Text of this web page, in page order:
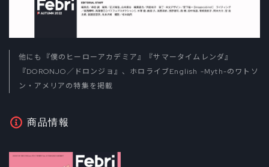
他にも『僕のヒーローアカデミア』『サマータイムレンダ』
『DORONJO／ドロンジョ』、ホロライブEnglish -Myth-のワトソ
ン・アメリアの特集を掲載
商品情報